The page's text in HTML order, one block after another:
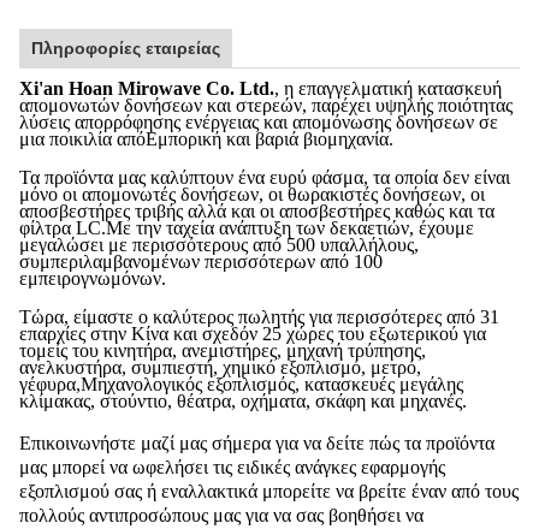
Πληροφορίες εταιρείας
Xi'an Hoan Mirowave Co. Ltd., η επαγγελματική κατασκευή
απομονωτών δονήσεων και στερεών, παρέχει υψηλής ποιότητας
λύσεις απορρόφησης ενέργειας και απομόνωσης δονήσεων σε
μια ποικιλία απόΕμπορική και βαριά βιομηχανία.
Τα προϊόντα μας καλύπτουν ένα ευρύ φάσμα, τα οποία δεν είναι
μόνο οι απομονωτές δονήσεων, οι θωρακιστές δονήσεων, οι
αποσβεστήρες τριβής αλλά και οι αποσβεστήρες καθώς και τα
φίλτρα LC.Με την ταχεία ανάπτυξη των δεκαετιών, έχουμε
μεγαλώσει με περισσότερους από 500 υπαλλήλους,
συμπεριλαμβανομένων περισσότερων από 100
εμπειρογνωμόνων.
Τώρα, είμαστε ο καλύτερος πωλητής για περισσότερες από 31
επαρχίες στην Κίνα και σχεδόν 25 χώρες του εξωτερικού για
τομείς του κινητήρα, ανεμιστήρες, μηχανή τρύπησης,
ανελκυστήρα, συμπιεστή, χημικό εξοπλισμό, μετρό,
γέφυρα,Μηχανολογικός εξοπλισμός, κατασκευές μεγάλης
κλίμακας, στούντιο, θέατρα, οχήματα, σκάφη και μηχανές.
Επικοινωνήστε μαζί μας σήμερα για να δείτε πώς τα προϊόντα
μας μπορεί να ωφελήσει τις ειδικές ανάγκες εφαρμογής
εξοπλισμού σας ή εναλλακτικά μπορείτε να βρείτε έναν από τους
πολλούς αντιπροσώπους μας για να σας βοηθήσει να